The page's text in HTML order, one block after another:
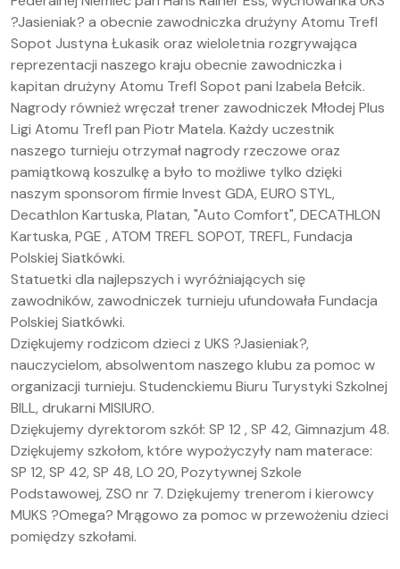
?Jasieniak? a obecnie zawodniczka drużyny Atomu Trefl
Sopot Justyna Łukasik oraz wieloletnia rozgrywająca
reprezentacji naszego kraju obecnie zawodniczka i
kapitan drużyny Atomu Trefl Sopot pani Izabela Bełcik.
Nagrody również wręczał trener zawodniczek Młodej Plus
Ligi Atomu Trefl pan Piotr Matela. Każdy uczestnik
naszego turnieju otrzymał nagrody rzeczowe oraz
pamiątkową koszulkę a było to możliwe tylko dzięki
naszym sponsorom firmie Invest GDA, EURO STYL,
Decathlon Kartuska, Platan, "Auto Comfort", DECATHLON
Kartuska, PGE , ATOM TREFL SOPOT, TREFL, Fundacja
Polskiej Siatkówki.
Statuetki dla najlepszych i wyróżniających się
zawodników, zawodniczek turnieju ufundowała Fundacja
Polskiej Siatkówki.
Dziękujemy rodzicom dzieci z UKS ?Jasieniak?,
nauczycielom, absolwentom naszego klubu za pomoc w
organizacji turnieju. Studenckiemu Biuru Turystyki Szkolnej
BILL, drukarni MISIURO.
Dziękujemy dyrektorom szkół: SP 12 , SP 42, Gimnazjum 48.
Dziękujemy szkołom, które wypożyczyły nam materace:
SP 12, SP 42, SP 48, LO 20, Pozytywnej Szkole
Podstawowej, ZSO nr 7. Dziękujemy trenerom i kierowcy
MUKS ?Omega? Mrągowo za pomoc w przewożeniu dzieci
pomiędzy szkołami.